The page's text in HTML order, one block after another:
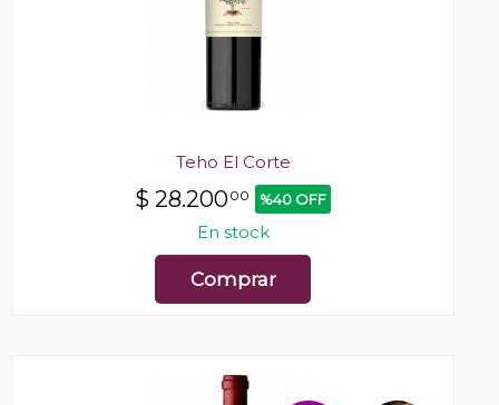
Teho El Corte
$ 28.20000 %40 OFF
En stock
Comprar